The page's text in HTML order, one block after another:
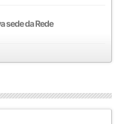
sede da Rede